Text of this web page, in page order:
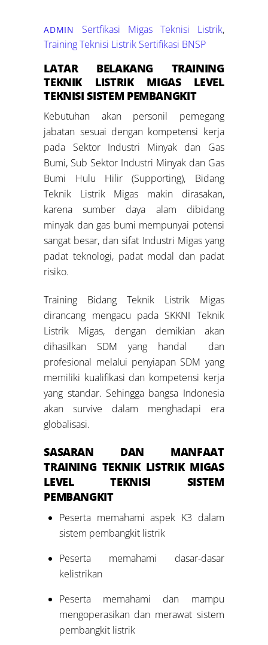
ADMIN Sertfikasi Migas Teknisi Listrik,
Training Teknisi Listrik Sertifikasi BNSP
LATAR BELAKANG
TRAINING
TEKNIK LISTRIK MIGAS LEVEL
TEKNISI SISTEM PEMBANGKIT
Kebutuhan akan personil pemegang
jabatan sesuai dengan kompetensi kerja
pada Sektor Industri Minyak dan Gas
Bumi, Sub Sektor Industri Minyak dan Gas
Bumi Hulu Hilir (Supporting), Bidang
Teknik Listrik Migas makin dirasakan,
karena sumber daya alam dibidang
minyak dan gas bumi mempunyai potensi
sangat besar, dan sifat Industri Migas yang
padat teknologi, padat modal dan padat
risiko.
Training Bidang Teknik Listrik Migas
dirancang mengacu pada SKKNI Teknik
Listrik Migas, dengan demikian akan
dihasilkan SDM yang handal dan
profesional melalui penyiapan SDM yang
memiliki kualifikasi dan kompetensi kerja
yang standar. Sehingga bangsa Indonesia
akan survive dalam menghadapi era
globalisasi.
SASARAN DAN MANFAAT
TRAINING TEKNIK LISTRIK MIGAS
LEVEL
TEKNISI SISTEM
PEMBANGKIT
Peserta memahami aspek K3 dalam
sistem pembangkit listrik
Peserta memahami dasar-dasar
kelistrikan
Peserta memahami dan mampu
mengoperasikan dan merawat sistem
pembangkit listrik